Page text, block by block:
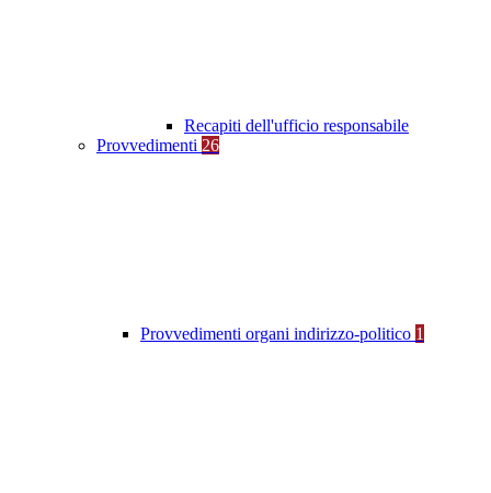
Recapiti dell'ufficio responsabile
Provvedimenti 26
Provvedimenti organi indirizzo-politico 1